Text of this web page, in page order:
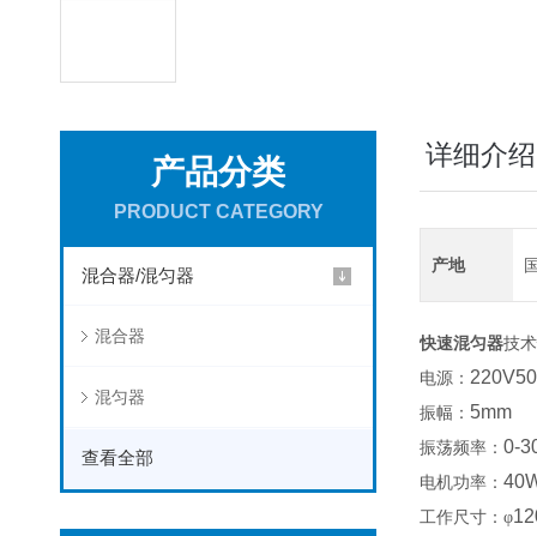
产品分类
PRODUCT CATEGORY
混合器/混匀器
混合器
混匀器
查看全部
详细介绍
产地
快速混匀器技
电源：
振幅： 5mm
振荡频率： 0-
电机功率：
工作尺寸：φ